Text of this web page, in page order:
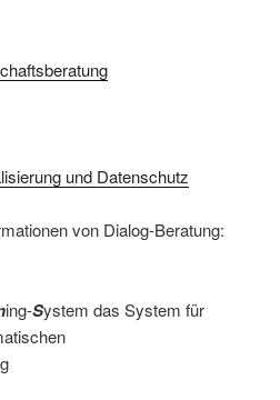
und Datenschutz
von Dialog-Beratung:
ing-System das System für